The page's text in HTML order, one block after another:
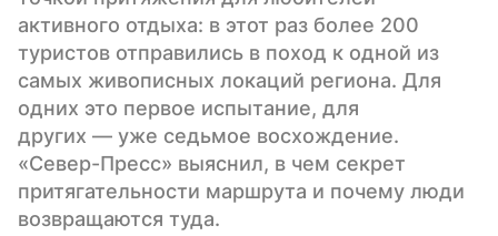
активного отдыха: в этот раз более 200
туристов отправились в поход к одной из
самых живописных локаций региона. Для
одних это первое испытание, для
других — уже седьмое восхождение.
«Север-Пресс» выяснил, в чем секрет
притягательности маршрута и почему люди
возвращаются туда.